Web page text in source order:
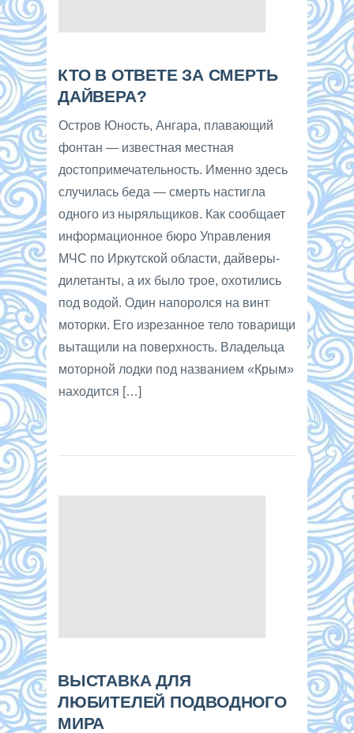
КТО В ОТВЕТЕ ЗА СМЕРТЬ
ДАЙВЕРА?
Остров Юность, Ангара, плавающий
фонтан — известная местная
достопримечательность. Именно здесь
случилась беда — смерть настигла
одного из ныряльщиков. Как сообщает
информационное бюро Управления
МЧС по Иркутской области, дайверы-
дилетанты, а их было трое, охотились
под водой. Один напоролся на винт
моторки. Его изрезанное тело товарищи
вытащили на поверхность. Владельца
моторной лодки под названием «Крым»
находится […]
ВЫСТАВКА ДЛЯ
ЛЮБИТЕЛЕЙ ПОДВОДНОГО
МИРА